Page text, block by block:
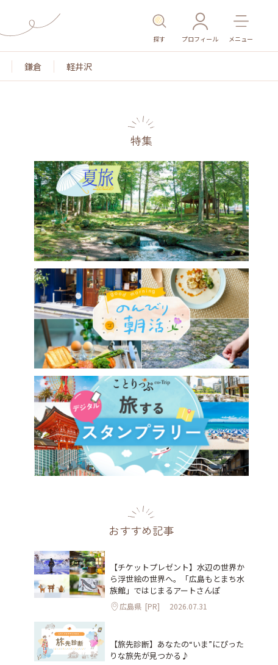
探す プロフィール メニュー
鎌倉 軽井沢
名所・旧跡 温泉・スパ その他施設 ごはん
特集
おすすめ記事
【チケットプレゼント】水辺の世界か
ら浮世絵の世界へ。「広島もとまち水
族館」ではじまるアートさんぽ
広島県 [PR] 2026.07.31
【旅先診断】あなたの“いま”にぴった
りな旅先が見つかる♪